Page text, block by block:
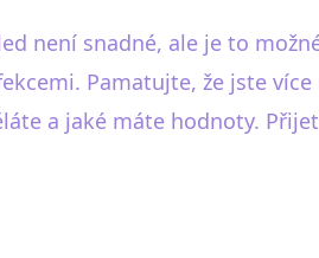
není snadné, ale je to
Pamatujte, že jste
a jaké máte hodnoty.